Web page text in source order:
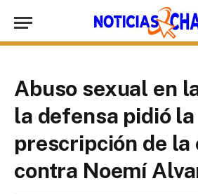
Abuso sexual en
la defensa pidió la
prescripción de la
contra Noemí